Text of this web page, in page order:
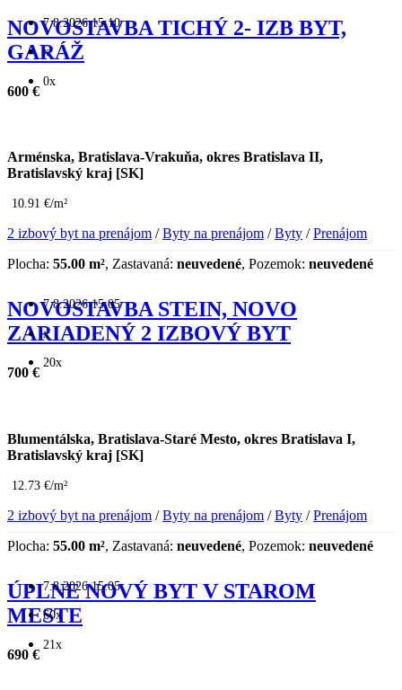
7.8.2026 15:10
x
0x
NOVOSTAVBA TICHÝ 2- IZB BYT,
GARÁŽ
600 €
Arménska, Bratislava-Vrakuňa, okres Bratislava II,
Bratislavský kraj [SK]
10.91 €/m²
2 izbový byt na prenájom /Byty na prenájom /Byty /Prenájom
Plocha: 55.00 m², Zastavaná: neuvedené, Pozemok: neuvedené
7.8.2026 15:05
x
20x
NOVOSTAVBA STEIN, NOVO
ZARIADENÝ 2 IZBOVÝ BYT
700 €
Blumentálska, Bratislava-Staré Mesto, okres Bratislava I,
Bratislavský kraj [SK]
12.73 €/m²
2 izbový byt na prenájom /Byty na prenájom /Byty /Prenájom
Plocha: 55.00 m², Zastavaná: neuvedené, Pozemok: neuvedené
7.8.2026 15:05
60x
21x
ÚPLNE NOVÝ BYT V STAROM
MESTE
690 €